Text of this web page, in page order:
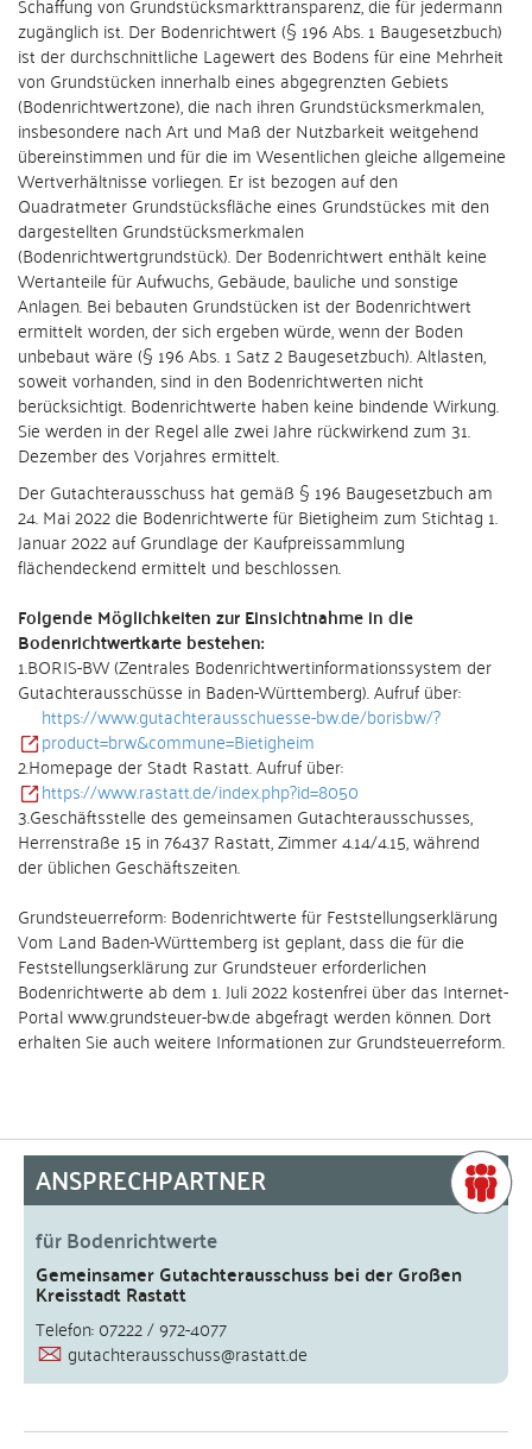
zugänglich ist. Der Bodenrichtwert (§ 196 Abs. 1 Baugesetzbuch)
ist der durchschnittliche Lagewert des Bodens für eine Mehrheit
von Grundstücken innerhalb eines abgegrenzten Gebiets
(Bodenrichtwertzone), die nach ihren Grundstücksmerkmalen,
insbesondere nach Art und Maß der Nutzbarkeit weitgehend
übereinstimmen und für die im Wesentlichen gleiche allgemeine
Wertverhältnisse vorliegen. Er ist bezogen auf den
Quadratmeter Grundstücksfläche eines Grundstückes mit den
dargestellten Grundstücksmerkmalen
(Bodenrichtwertgrundstück). Der Bodenrichtwert enthält keine
Wertanteile für Aufwuchs, Gebäude, bauliche und sonstige
Anlagen. Bei bebauten Grundstücken ist der Bodenrichtwert
ermittelt worden, der sich ergeben würde, wenn der Boden
unbebaut wäre (§ 196 Abs. 1 Satz 2 Baugesetzbuch). Altlasten,
soweit vorhanden, sind in den Bodenrichtwerten nicht
berücksichtigt. Bodenrichtwerte haben keine bindende Wirkung.
Sie werden in der Regel alle zwei Jahre rückwirkend zum 31.
Dezember des Vorjahres ermittelt.
Der Gutachterausschuss hat gemäß § 196 Baugesetzbuch am
24. Mai 2022 die Bodenrichtwerte für Bietigheim zum Stichtag 1.
Januar 2022 auf Grundlage der Kaufpreissammlung
flächendeckend ermittelt und beschlossen.
Folgende Möglichkeiten zur Einsichtnahme in die
Bodenrichtwertkarte bestehen:
1.BORIS-BW (Zentrales Bodenrichtwertinformationssystem der
Gutachterausschüsse in Baden-Württemberg). Aufruf über:
https://www.gutachterausschuesse-bw.de/borisbw/?
product=brw&commune=Bietigheim
2.Homepage der Stadt Rastatt. Aufruf über:
https://www.rastatt.de/index.php?id=8050
3.Geschäftsstelle des gemeinsamen Gutachterausschusses,
Herrenstraße 15 in 76437 Rastatt, Zimmer 4.14/4.15, während
der üblichen Geschäftszeiten.
Grundsteuerreform: Bodenrichtwerte für Feststellungserklärung
Vom Land Baden-Württemberg ist geplant, dass die für die
Feststellungserklärung zur Grundsteuer erforderlichen
Bodenrichtwerte ab dem 1. Juli 2022 kostenfrei über das Internet-
Portal www.grundsteuer-bw.de abgefragt werden können. Dort
erhalten Sie auch weitere Informationen zur Grundsteuerreform.
ANSPRECHPARTNER
für Bodenrichtwerte
Gemeinsamer Gutachterausschuss bei der Großen
Kreisstadt Rastatt
Telefon: 07222 / 972-4077
gutachterausschuss@rastatt.de